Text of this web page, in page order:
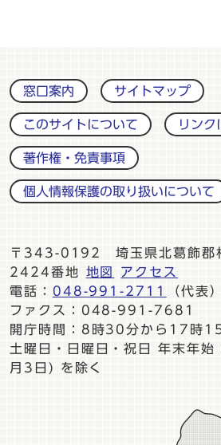
窓口案内 サイトマップ
このサイトについて リンク
著作権・免責事項
個人情報保護の取り扱いについて
〒343-0192 埼玉県北葛飾郡
2424番地
地図
アクセス
電話： 048-991-2711
（代表）
ファクス：048-991-7681
開庁時間：8時30分から17時
土曜日・日曜日・祝日 年末年
月3日) を除く